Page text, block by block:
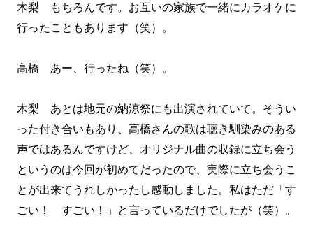
木梨 もちろんです。お互いの家族で一緒にカラオケに
行ったこともあります（笑）。
高橋 あー、行ったね（笑）。
木梨 あとは地元の納涼祭にも出演されていて。そうい
った付き合いもあり、高橋さんの歌は聴き馴染みのある
声ではあるんですけど、オリジナル曲の収録に立ち会う
というのは今回が初めてだったので、実際に立ち会うこ
とが出来てうれしかったし感動しました。私はただ「す
ごい！ すごい！」と言っているだけでしたが（笑）。